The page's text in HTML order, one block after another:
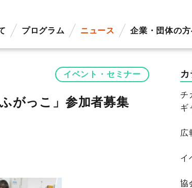
プログラム ニュース 企業・団体の
イベント・セミナー
がっこ」参加者募集
カ
チ
ギ
広
イ
協